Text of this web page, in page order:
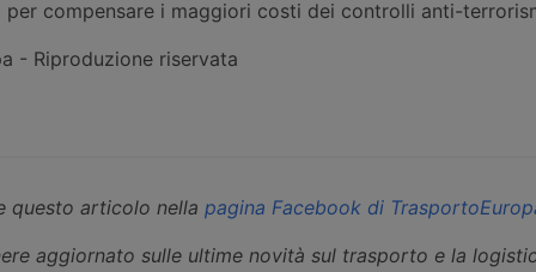
per compensare i maggiori costi dei controlli anti-
- Riproduzione riservata
questo articolo nella pagina Facebook di
aggiornato sulle ultime novità sul trasporto e la